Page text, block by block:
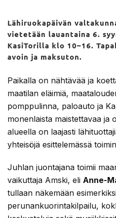
Lähiruokapäivän
vietetään lauantaina 6.
KasiTorilla klo 10–16.
avoin ja maksuton.
Paikalla on nähtävää ja
maatilan eläimiä,
pomppulinna, paloauto ja
monenlaista maistettavaa ja
alueella on laajasti
yhteisöjä esittelemässä
Juhlan juontajana toimii
vaikuttaja Amski, eli Anne-
tullaan näkemään
perunankuorintakilpailu,